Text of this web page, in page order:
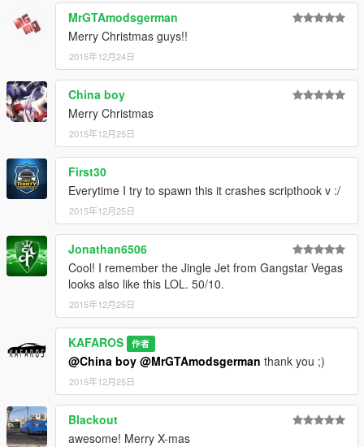
--------------------------------------------------
<>Instalacja:
1. Uruchom: OpenIV.
2. Włącz: Edit Mode.
3. Idź do:
GTA5\update\x64\dlcpacks\mpheist\dlc.rpf\x64\levels\gta5\vehi
cles\mpheistvehicles.rpf\
4.Jak chcesz mozesz wykonać kopią oryginalnych plików:
hydra.yft, hydra.ytd, hydra_hi.yft,
5. Podmień: hydra.yft, hydra.ytd, hydra_hi.yft,
--------------------------------------------------
Jeśli chcesz więcej pojazdów
( normalne pojazdy i szalone pojazdy ) -Proszę wpłać na mój
PayPal :)
ZModeler kosztuje $ 4.50 / miesiąc
Napisz mi jak wpłacisz darowiznę-dodam cię na moją listę:
"Lista podziękowań" :)
Autor: KAFAROS
MrGTAmodsgerman
Merry Christmas guys!!
2015年12月24日
China boy
Merry Christmas
2015年12月25日
First30
Everytime I try to spawn this it crashes scripthook v :/
2015年12月25日
Jonathan6506
Cool! I remember the Jingle Jet from Gangstar Vegas
looks also like this LOL. 50/10.
2015年12月25日
KAFAROS 作者
@China boy @MrGTAmodsgerman thank you ;)
2015年12月25日
Blackout
awesome! Merry X-mas